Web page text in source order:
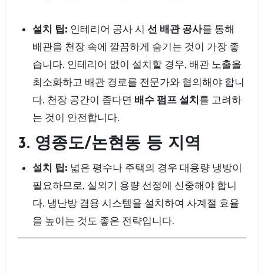
설치 팁: 인테리어 공사 시선 배관 공사를 통해
배관을 천장 속에 깔끔하게 숨기는 것이 가장 좋
습니다. 인테리어 없이 설치할 경우, 배관 노출을
최소화하고 배관 경로를 전문가와 협의해야 합니
다. 천장 공간이 좁다면 배수 펌프 설치를 고려하
는 것이 안전합니다.
3. 영종도/논현동 등 지역
설치 팁: 넓은 평수나 주택의 경우 대용량 냉방이
필요하므로, 실외기 용량 선정에 신중해야 합니
다. 냉난방 겸용 시스템을 설치하여 사계절 효율
을 높이는 것도 좋은 전략입니다.